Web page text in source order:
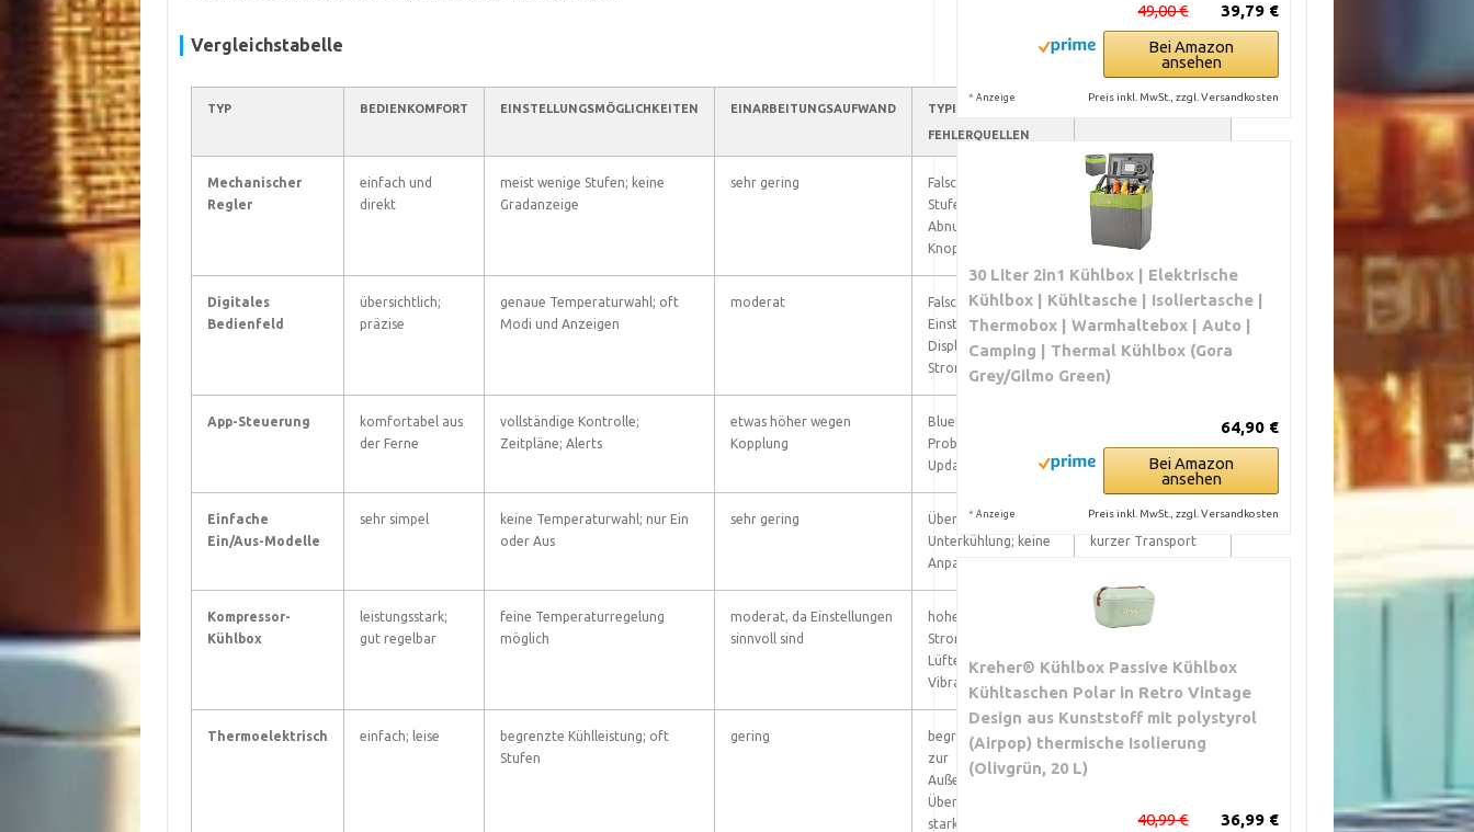
Vergleichstabelle
TYP BEDIENKOMFORT EINSTELLUNGSMÖGLICHKEITEN EINARBEITUNGSAUFWAND
TYPISCHE
FEHLERQUELLEN
Mechanischer
Regler
einfach und
direkt
meist wenige Stufen; keine
Gradanzeige
sehr gering
Falsche
Stufenauswahl;
Abnutzung am
Knopf
Gelegenheitsnutzer;
kurze Fahrten
Digitales
Bedienfeld
übersichtlich;
präzise
genaue Temperaturwahl; oft
Modi und Anzeigen
moderat
Falsche
Einstellungen;
Displayfehler;
Stromunterbrechung
Camping; längere
Trips; wer präzise
regeln will
App-Steuerung
komfortabel aus
der Ferne
vollständige Kontrolle;
Zeitpläne; Alerts
etwas höher wegen
Kopplung
Bluetooth/WLAN-
Probleme; App-
Updates; Sicherheit
Wohnmobil
Einfache
Ein/Aus-Modelle
sehr simpel
keine Temperaturwahl; nur Ein
oder Aus
sehr gering
Überkühlung oder
Unterkühlung; keine
Anpassung
Einkaufskühlbox;
kurzer Transport
Kompressor-
Kühlbox
leistungsstark;
gut regelbar
feine Temperaturregelung
möglich
moderat, da Einstellungen
sinnvoll sind
hoher
Stromverbrauch;
Lüfterprobleme;
Vibrationsgeräusche
längere Reisen;
Lebensmittel;
Wohnmobil
Thermoelektrisch einfach; leise
begrenzte Kühlleistung; oft
Stufen
gering
begrenzte Differenz
zur
Außentemperatur;
Überhitzung bei
starker
Tagestouren;
39,79 €
49,00 €
Bei Amazon
ansehen
* Anzeige Preis inkl. MwSt., zzgl. Versandkosten
30 Liter 2in1 Kühlbox | Elektrische
Kühlbox | Kühltasche | Isoliertasche |
Thermobox | Warmhaltebox | Auto |
Camping | Thermal Kühlbox (Gora
Grey/Gilmo Green)
64,90 €
Bei Amazon
ansehen
* Anzeige Preis inkl. MwSt., zzgl. Versandkosten
Kreher® Kühlbox Passive Kühlbox
Kühltaschen Polar in Retro Vintage
Design aus Kunststoff mit polystyrol
(Airpop) thermische Isolierung
(Olivgrün, 20 L)
36,99 €
40,99 €